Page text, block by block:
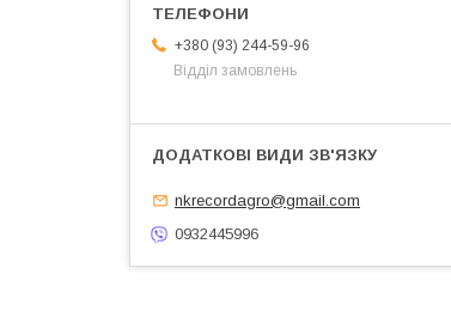
+380 (93) 244-59-96
Відділ замовлень
nkrecordagro@gmail.com
0932445996